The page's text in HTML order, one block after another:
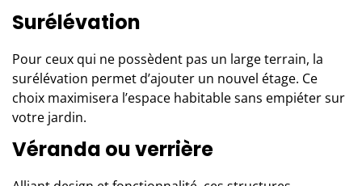
Surélévation
Pour ceux qui ne possèdent pas un large terrain, la
surélévation permet d’ajouter un nouvel étage. Ce
choix maximisera l’espace habitable sans empiéter sur
votre jardin.
Véranda ou verrière